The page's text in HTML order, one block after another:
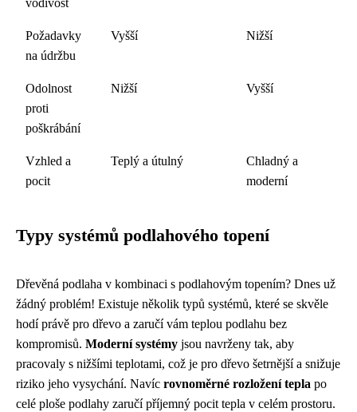
vodivost
Požadavky
na údržbu
Vyšší Nižší
Odolnost
proti
poškrábání
Nižší Vyšší
Vzhled a
pocit
Teplý a útulný
Chladný a
moderní
Typy systémů podlahového topení
Dřevěná podlaha v kombinaci s podlahovým topením? Dnes už
žádný problém! Existuje několik typů systémů, které se skvěle
hodí právě pro dřevo a zaručí vám teplou podlahu bez
kompromisů. Moderní systémy jsou navrženy tak, aby
pracovaly s nižšími teplotami, což je pro dřevo šetrnější a snižuje
riziko jeho vysychání. Navíc rovnoměrné rozložení tepla po
celé ploše podlahy zaručí příjemný pocit tepla v celém prostoru.